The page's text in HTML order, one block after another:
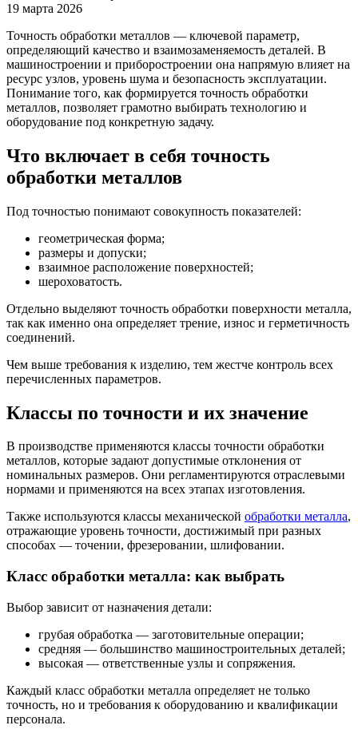
19 марта 2026
Точность обработки металлов — ключевой параметр,
определяющий качество и взаимозаменяемость деталей. В
машиностроении и приборостроении она напрямую влияет на
ресурс узлов, уровень шума и безопасность эксплуатации.
Понимание того, как формируется точность обработки
металлов, позволяет грамотно выбирать технологию и
оборудование под конкретную задачу.
Что включает в себя точность
обработки металлов
Под точностью понимают совокупность показателей:
геометрическая форма;
размеры и допуски;
взаимное расположение поверхностей;
шероховатость.
Отдельно выделяют точность обработки поверхности металла,
так как именно она определяет трение, износ и герметичность
соединений.
Чем выше требования к изделию, тем жестче контроль всех
перечисленных параметров.
Классы по точности и их значение
В производстве применяются классы точности обработки
металлов, которые задают допустимые отклонения от
номинальных размеров. Они регламентируются отраслевыми
нормами и применяются на всех этапах изготовления.
Также используются классы механической обработки металла,
отражающие уровень точности, достижимый при разных
способах — точении, фрезеровании, шлифовании.
Класс обработки металла: как выбрать
Выбор зависит от назначения детали:
грубая обработка — заготовительные операции;
средняя — большинство машиностроительных деталей;
высокая — ответственные узлы и сопряжения.
Каждый класс обработки металла определяет не только
точность, но и требования к оборудованию и квалификации
персонала.